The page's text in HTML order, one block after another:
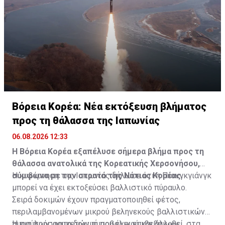
Βόρεια Κορέα: Νέα εκτόξευση βλήματος
προς τη θάλασσα της Ιαπωνίας
06.08.2026 12:33
Η Βόρεια Κορέα εξαπέλυσε σήμερα βλήμα προς τη
θάλασσα ανατολικά της Κορεατικής Χερσονήσου,
σύμφωνα με τον στρατό της Νότιας Κορέας.
Η κυβέρνηση της Ιαπωνίας δήλωσε ότι η Πιονγκγιάνγκ
μπορεί να έχει εκτοξεύσει βαλλιστικό πύραυλο.
Σειρά δοκιμών έχουν πραγματοποιηθεί φέτος,
περιλαμβανομένων μικρού βεληνεκούς βαλλιστικών